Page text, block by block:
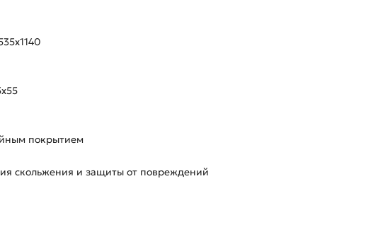
покрытием
скольжения и защиты от повреждений